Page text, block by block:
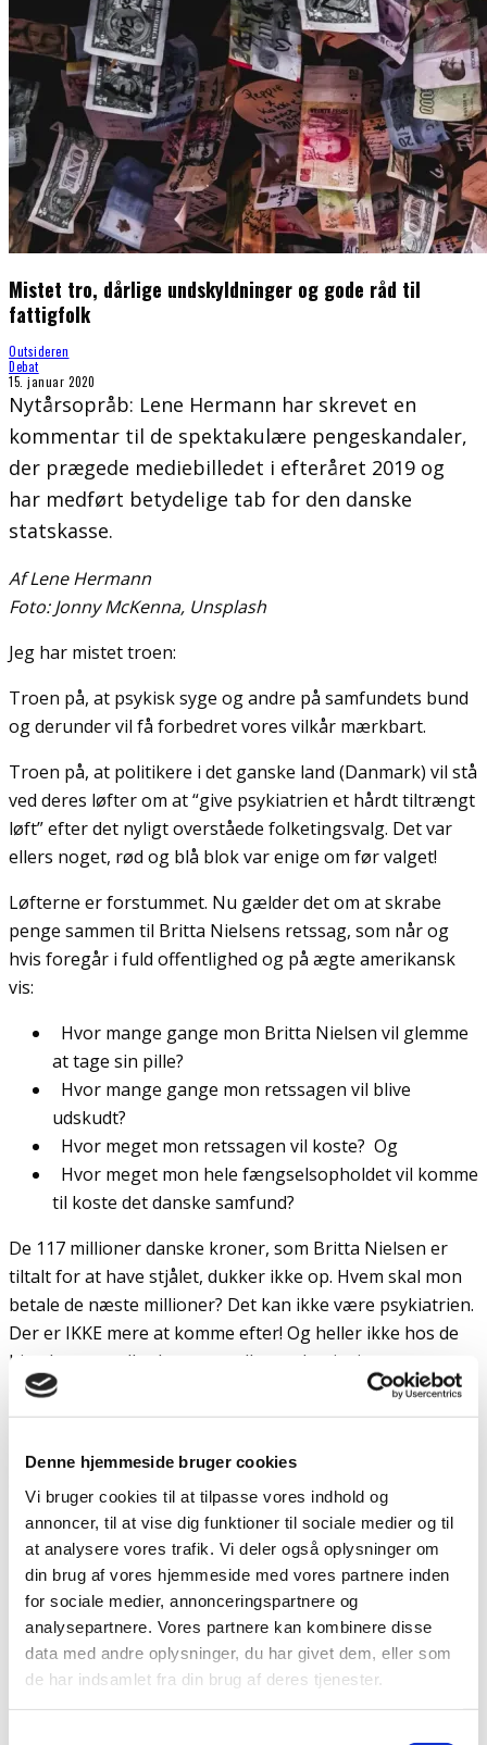
Denne hjemmeside bruger cookies
Vi bruger cookies til at tilpasse vores indhold og
annoncer, til at vise dig funktioner til sociale medier og til
at analysere vores trafik. Vi deler også oplysninger om
din brug af vores hjemmeside med vores partnere inden
for sociale medier, annonceringspartnere og
analysepartnere. Vores partnere kan kombinere disse
data med andre oplysninger, du har givet dem, eller som
de har indsamlet fra din brug af deres tjenester.
Mistet tro, dårlige undskyldninger og gode råd til
fattigfolk
Outsideren
Debat
15. januar 2020
Nytårsopråb: Lene Hermann har skrevet en
kommentar til de spektakulære pengeskandaler,
der prægede mediebilledet i efteråret 2019 og
har medført betydelige tab for den danske
statskasse.
Af Lene Hermann
Foto: Jonny McKenna, Unsplash
Jeg har mistet troen:
Troen på, at psykisk syge og andre på samfundets bund
og derunder vil få forbedret vores vilkår mærkbart.
Troen på, at politikere i det ganske land (Danmark) vil stå
ved deres løfter om at “give psykiatrien et hårdt tiltrængt
løft” efter det nyligt overståede folketingsvalg. Det var
ellers noget, rød og blå blok var enige om før valget!
Løfterne er forstummet. Nu gælder det om at skrabe
penge sammen til Britta Nielsens retssag, som når og
hvis foregår i fuld offentlighed og på ægte amerikansk
vis:
Hvor mange gange mon Britta Nielsen vil glemme
at tage sin pille?
Hvor mange gange mon retssagen vil blive
udskudt?
Hvor meget mon retssagen vil koste? Og
Hvor meget mon hele fængselsopholdet vil komme
til koste det danske samfund?
De 117 millioner danske kroner, som Britta Nielsen er
tiltalt for at have stjålet, dukker ikke op. Hvem skal mon
betale de næste millioner? Det kan ikke være psykiatrien.
Der er IKKE mere at komme efter! Og heller ikke hos de
hjemløse, sundhedsvæsnet eller undervisningsvæsnet
eller … fortsæt selv.
4.000.000.000? eller er det 8.000.000.000? 12.000.000.000
kroner? Men fik den danske stat ikke 1.600.000.000
kroner? Hvad er der så at pibe over? Som Mærsks unge
løve brøler: “Nu gælder det om at se fremad!”
Det er lige det, jeg gør. Men vi ser ikke det samme!
Undskyldninger til det nye år
I anledningen af nytåret har jeg samlet en håndfuld